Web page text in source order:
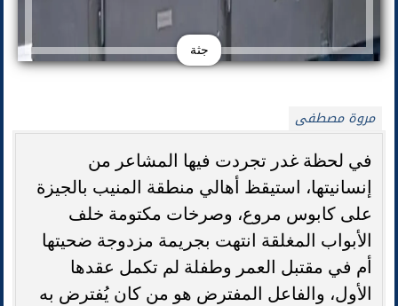
جثة
مروة مصطفى
في لحظة غدر تجردت فيها المشاعر من
إنسانيتها، استيقظ أهالي منطقة المنيب بالجيزة
على كابوس مروع، وصرخات مكتومة خلف
الأبواب المغلقة انتهت بجريمة مزدوجة ضحيتها
أم في مقتبل العمر وطفلة لم تكمل عقدها
الأول، والفاعل المفترض هو من كان يُفترض به